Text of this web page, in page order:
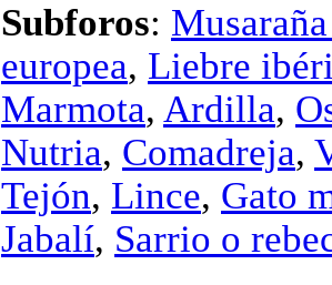
Subforos:
europea, Liebre
Marmota, Ardilla,
Nutria, Comadreja,
Tejón, Lince, Gato
Jabalí, Sarrio o